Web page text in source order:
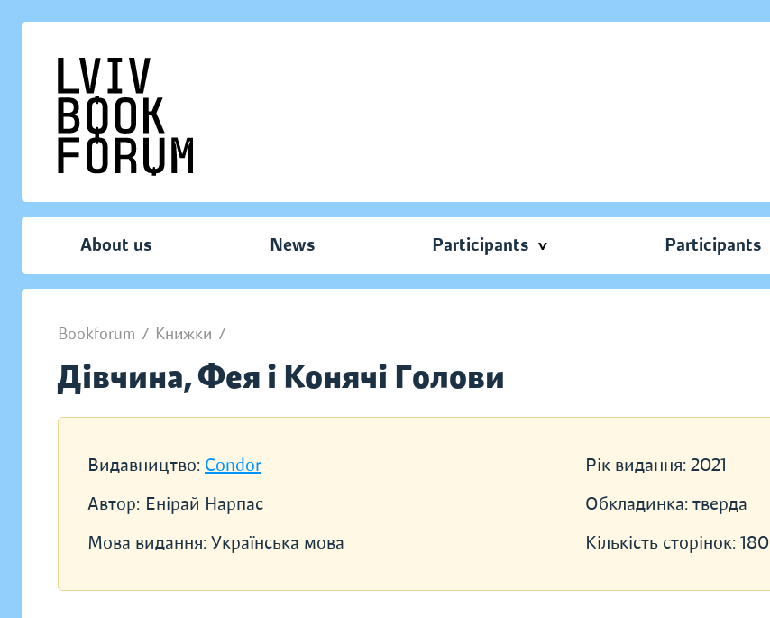
About us News Participants Participants
Bookforum / Книжки /
Дівчина, Фея і Конячі Голови
Видавництво: Condor
Автор: Енірай Нарпас
Мова видання: Українська мова
Рік видання: 2021
Обкладинка: тверда
Кількість сторінок: 180